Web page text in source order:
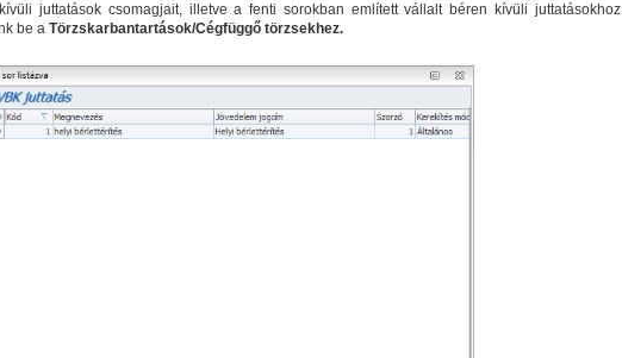
juttatások csomagjait, illetve a fenti sorokban említett vállalt béren kívüli juttatásokhoz
be a Törzskarbantartások/Cégfüggő törzsekhez.